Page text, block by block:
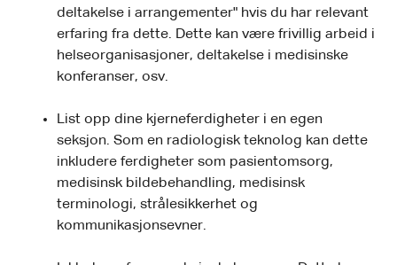
deltakelse i arrangementer" hvis du har relevant
erfaring fra dette. Dette kan være frivillig arbeid i
helseorganisasjoner, deltakelse i medisinske
konferanser, osv.
List opp dine kjerneferdigheter i en egen
seksjon. Som en radiologisk teknolog kan dette
inkludere ferdigheter som pasientomsorg,
medisinsk bildebehandling, medisinsk
terminologi, strålesikkerhet og
kommunikasjonsevner.